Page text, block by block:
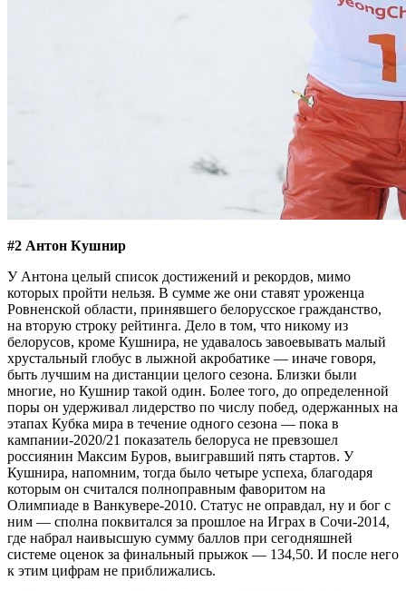
#2 Антон Кушнир
У Антона целый список достижений и рекордов, мимо
которых пройти нельзя. В сумме же они ставят уроженца
Ровненской области, принявшего белорусское гражданство,
на вторую строку рейтинга. Дело в том, что никому из
белорусов, кроме Кушнира, не удавалось завоевывать малый
хрустальный глобус в лыжной акробатике — иначе говоря,
быть лучшим на дистанции целого сезона. Близки были
многие, но Кушнир такой один. Более того, до определенной
поры он удерживал лидерство по числу побед, одержанных на
этапах Кубка мира в течение одного сезона — пока в
кампании-2020/21 показатель белоруса не превзошел
россиянин Максим Буров, выигравший пять стартов. У
Кушнира, напомним, тогда было четыре успеха, благодаря
которым он считался полноправным фаворитом на
Олимпиаде в Ванкувере-2010. Статус не оправдал, ну и бог с
ним — сполна поквитался за прошлое на Играх в Сочи-2014,
где набрал наивысшую сумму баллов при сегодняшней
системе оценок за финальный прыжок — 134,50. И после него
к этим цифрам не приближались.